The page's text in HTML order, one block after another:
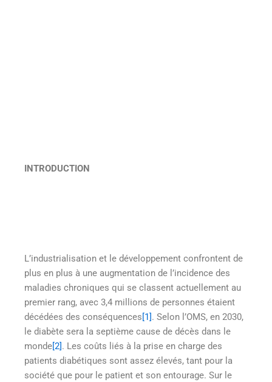
INTRODUCTION
L’industrialisation et le développement confrontent de
plus en plus à une augmentation de l’incidence des
maladies chroniques qui se classent actuellement au
premier rang, avec 3,4 millions de personnes étaient
décédées des conséquences[1]. Selon l’OMS, en 2030,
le diabète sera la septième cause de décès dans le
monde[2]. Les coûts liés à la prise en charge des
patients diabétiques sont assez élevés, tant pour la
société que pour le patient et son entourage. Sur le